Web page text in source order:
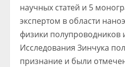
научных статей и 5
экспертом в области
физики полупроводников
Исследования Зинчука
признание и были